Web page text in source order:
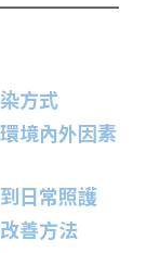
方式
境內外因素
日常照護
善方法